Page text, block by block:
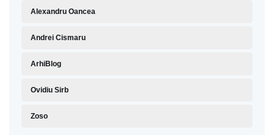
Alexandru Oancea
Andrei Cismaru
ArhiBlog
Ovidiu Sirb
Zoso